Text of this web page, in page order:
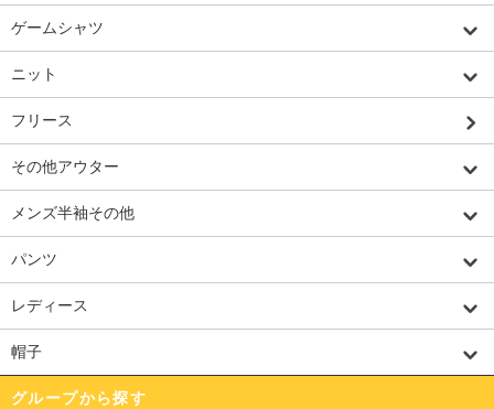
ゲームシャツ
ニット
フリース
その他アウター
メンズ半袖その他
パンツ
レディース
帽子
グループから探す